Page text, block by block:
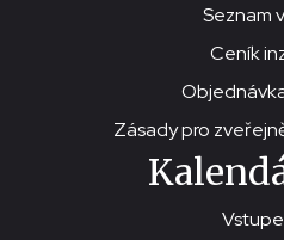
Seznam
Ceník
Zásady pro